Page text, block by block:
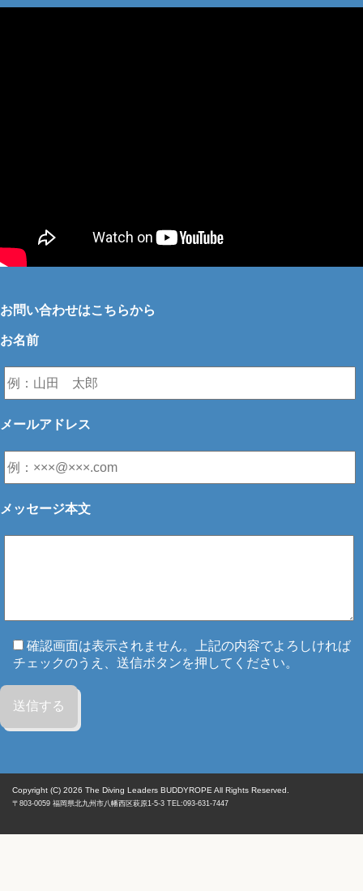
お問い合わせはこちらから
お名前
メールアドレス
メッセージ本文
確認画面は表示されません。上記の内容でよろしければ
チェックのうえ、送信ボタンを押してください。
Copyright (C) 2026 The Diving Leaders BUDDYROPE All Rights Reserved.
〒803-0059 福岡県北九州市八幡西区萩原1-5-3 TEL:093-631-7447